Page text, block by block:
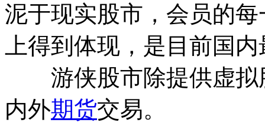
泥于现实股市，会员的
上得到体现，是目前国
游侠股市除提供虚拟
内外期货交易。